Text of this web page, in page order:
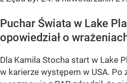
Puchar Świata w Lake
opowiedział o
Dla Kamila Stocha start w Lake
w karierze występem w USA. Po